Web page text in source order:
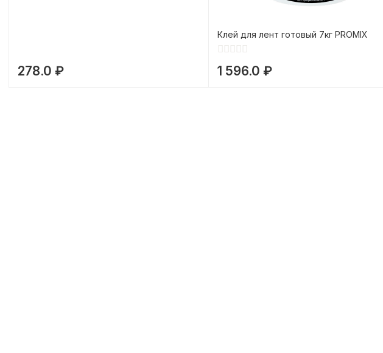
278.0 ₽
Клей для лент готовый 7кг PROMIX
1 596.0 ₽